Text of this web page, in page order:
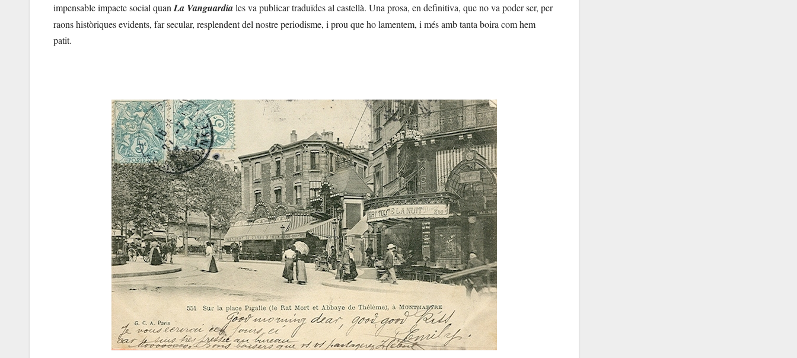
impensable impacte social quan La Vanguardiales va publicar traduïdes al castellà. Una prosa, en definitiva, que no va poder ser, per
raons històriques evidents, far secular, resplendent del nostre periodisme, i prou que ho lamentem, i més amb tanta boira com hem
patit.